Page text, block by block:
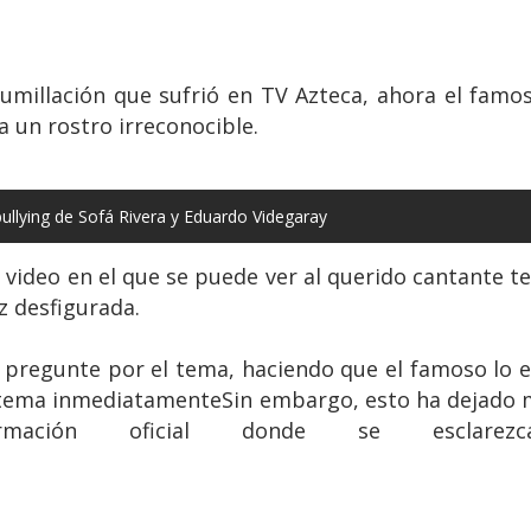
que sufrió en TV Azteca, ahora el
un rostro irreconocible.
de Sofá Rivera y Eduardo Videgaray
en el que se puede ver al querido cantante
desfigurada.
por el tema, haciendo que el famoso lo
inmediatamenteSin embargo, esto ha dejado
oficial donde se